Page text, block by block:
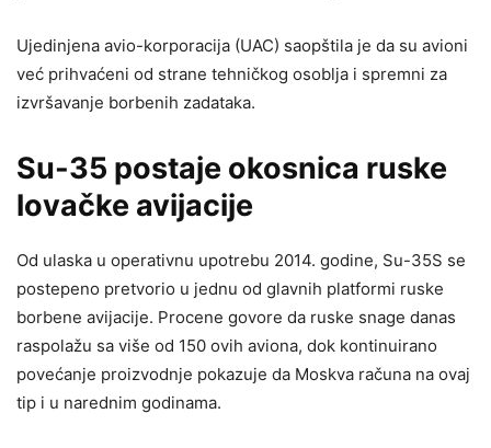
Ujedinjena avio-korporacija (UAC) saopštila je da su avioni
već prihvaćeni od strane tehničkog osoblja i spremni za
izvršavanje borbenih zadataka.
Su-35 postaje okosnica ruske
lovačke avijacije
Od ulaska u operativnu upotrebu 2014. godine, Su-35S se
postepeno pretvorio u jednu od glavnih platformi ruske
borbene avijacije. Procene govore da ruske snage danas
raspolažu sa više od 150 ovih aviona, dok kontinuirano
povećanje proizvodnje pokazuje da Moskva računa na ovaj
tip i u narednim godinama.